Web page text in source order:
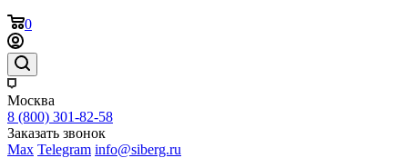
0
Москва
8 (800) 301-82-58
Заказать звонок
Max Telegram info@siberg.ru